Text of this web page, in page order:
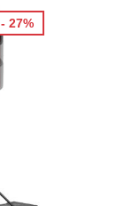
- 27%